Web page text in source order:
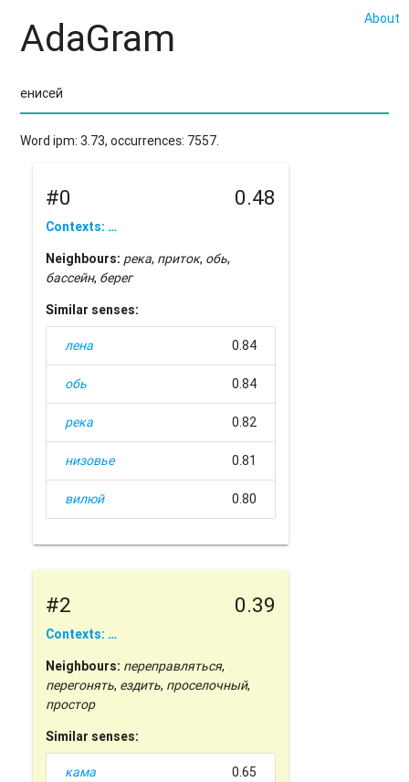
About
AdaGram
Word ipm: 3.73, occurrences: 7557.
#0 0.48
Contexts: …
Neighbours: река, приток, обь,
бассейн, берег
Similar senses:
лена 0.84
обь 0.84
река 0.82
низовье 0.81
вилюй 0.80
#2 0.39
Contexts: …
Neighbours: переправляться,
перегонять, ездить, проселочный,
простор
Similar senses:
кама 0.65